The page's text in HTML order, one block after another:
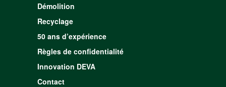
Démolition
Recyclage
50 ans d’expérience
Règles de confidentialité
Innovation DEVA
Contact